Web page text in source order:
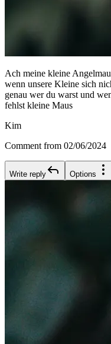
Ach meine kleine
wenn unsere Kleine sich
genau wer du warst und
fehlst kleine Maus
Kim
Comment from 02/06/2024
Write reply Options